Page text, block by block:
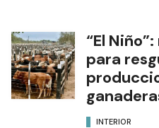
“El
para
INTERIOR